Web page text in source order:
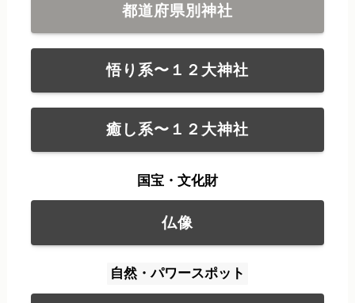
都道府県別神社
悟り系〜１２大神社
癒し系〜１２大神社
国宝・文化財
仏像
自然・パワースポット